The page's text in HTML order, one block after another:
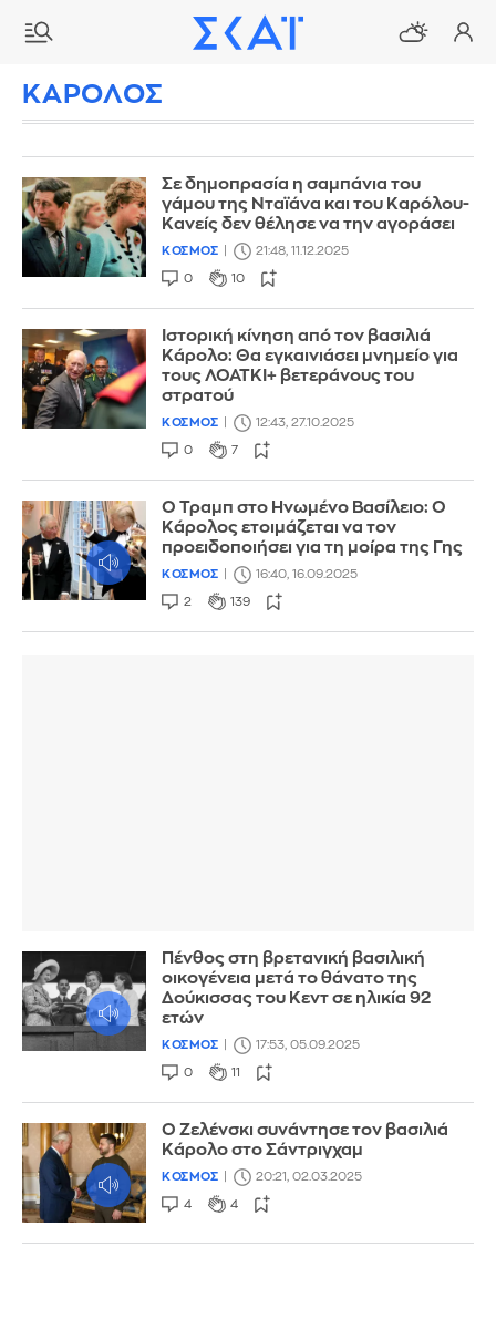
ΚΑΡΟΛΟΣ
Σε δημοπρασία η σαμπάνια του
γάμου της Νταϊάνα και του Καρόλου-
Κανείς δεν θέλησε να την αγοράσει
ΚΟΣΜΟΣ 21:48, 11.12.2025
0 10
Ιστορική κίνηση από τον βασιλιά
Κάρολο: Θα εγκαινιάσει μνημείο για
τους ΛΟΑΤΚΙ+ βετεράνους του
στρατού
ΚΟΣΜΟΣ 12:43, 27.10.2025
0 7
Ο Τραμπ στο Ηνωμένο Βασίλειο: Ο
Κάρολος ετοιμάζεται να τον
προειδοποιήσει για τη μοίρα της Γης
ΚΟΣΜΟΣ 16:40, 16.09.2025
2 139
Πένθος στη βρετανική βασιλική
οικογένεια μετά το θάνατο της
Δούκισσας του Κεντ σε ηλικία 92
ετών
ΚΟΣΜΟΣ 17:53, 05.09.2025
0 11
O Ζελένσκι συνάντησε τον βασιλιά
Κάρολο στο Σάντριγχαμ
ΚΟΣΜΟΣ 20:21, 02.03.2025
4 4